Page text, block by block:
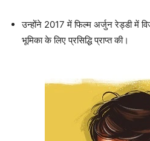
उन्होंने 2017 में फिल्म अर्जुन रेड्डी में
भूमिका के लिए प्रसिद्धि प्राप्त की।